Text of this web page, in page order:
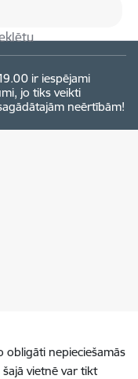
ir iespējami
jo tiks veikti
neērtībām!
obligāti nepieciešamās
vietnē var tikt